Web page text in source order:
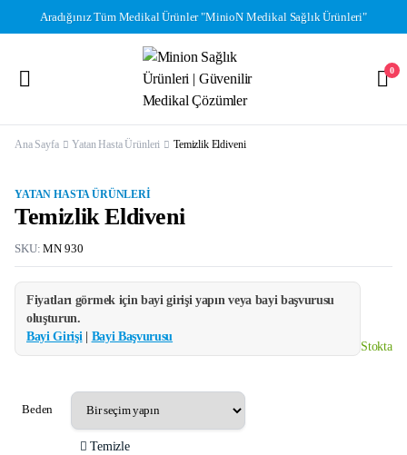
Aradığınız Tüm Medikal Ürünler "MinioN Medikal Sağlık Ürünleri"
0
Ana Sayfa Yatan Hasta Ürünleri Temizlik Eldiveni
YATAN HASTA ÜRÜNLERI
Temizlik Eldiveni
SKU: MN 930
Fiyatları görmek için bayi girişi yapın veya bayi başvurusu
oluşturun.
Bayi Girişi
Bayi Başvurusu
Stokta
Beden
Temizle